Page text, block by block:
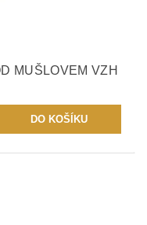
MUŠLOVEM VZH